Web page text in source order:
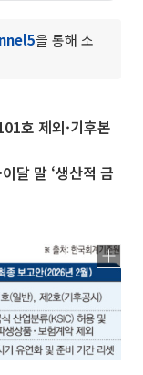
을 통해 소
호 제외·기후본
달 말 ‘생산적 금